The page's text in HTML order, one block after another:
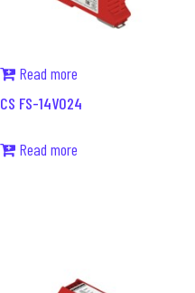
Read more
CS FS-14V024
Read more